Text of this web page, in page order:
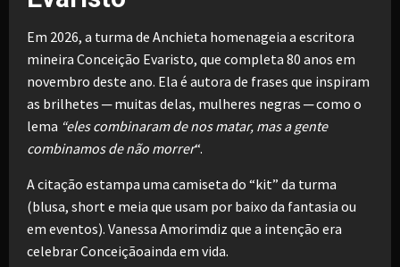
Em 2026, a turma de Anchieta homenageia a escritora
mineira Conceição Evaristo, que completa 80 anos em
novembro deste ano. Ela é autora de frases que inspiram
as brilhetes ─ muitas delas, mulheres negras ─ como o
lema “eles combinaram de nos matar, mas a gente
combinamos de não morrer“.
A citação estampa uma camiseta do “kit” da turma
(blusa, short e meia que usam por baixo da fantasia ou
em eventos). Vanessa Amorimdiz que a intenção era
celebrar Conceiçãoainda em vida.